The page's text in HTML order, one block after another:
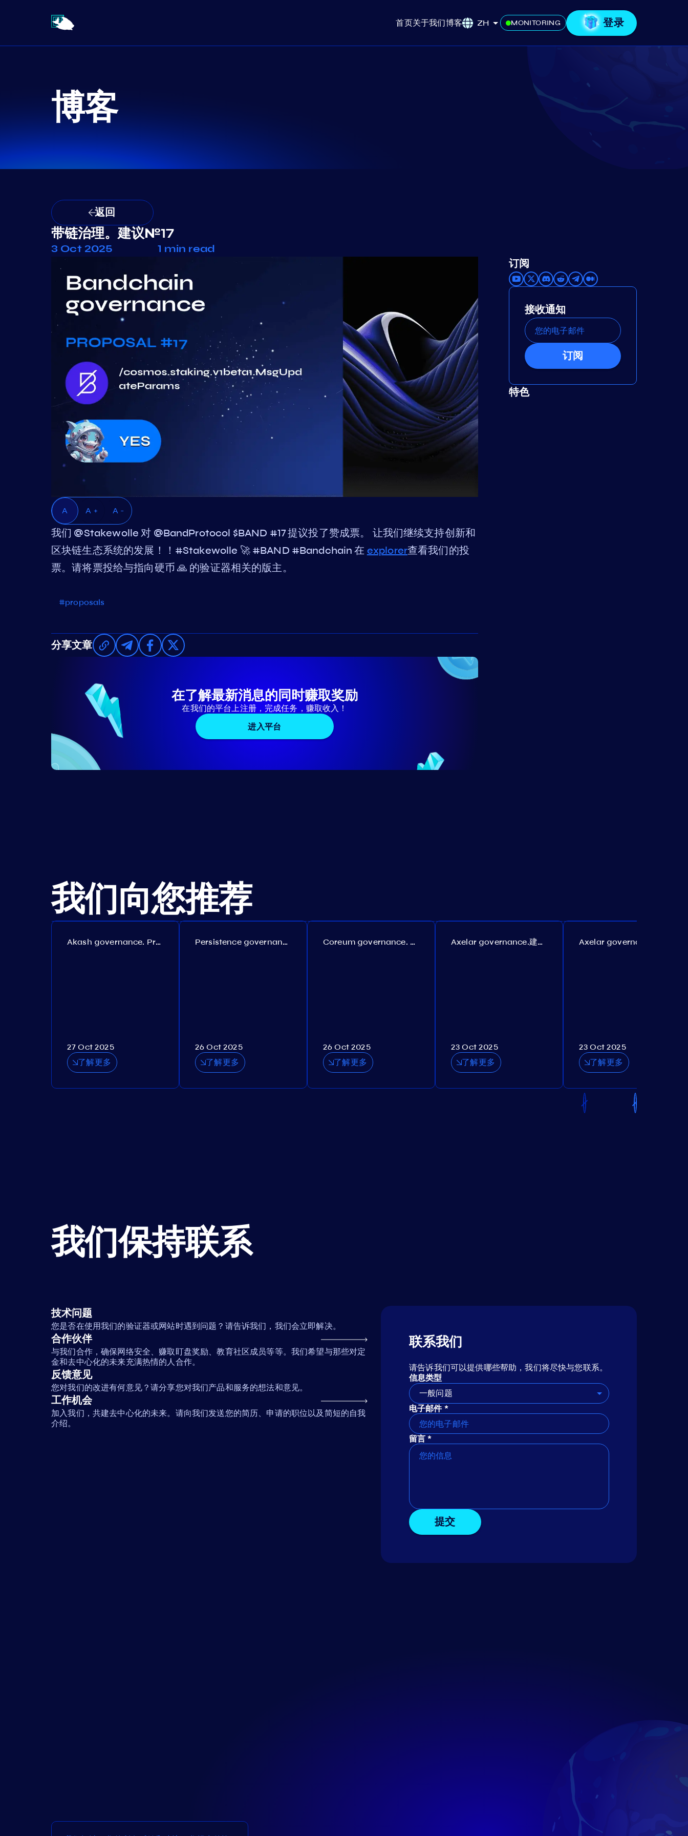
首页关于我们博客 ZH MONITORING 登录
博客
返回
带链治理。建议№17
3 Oct 2025 1 min read
A A + A -
我们 @Stakewolle 对 @BandProtocol $BAND #17 提议投了赞成票。 让我们继续支持创新和
区块链生态系统的发展！！#Stakewolle 🚀 #BAND #Bandchain 在 explorer查看我们的投
票。请将票投给与指向硬币 🙏 的验证器相关的版主。
#proposals
分享文章
在了解最新消息的同时赚取奖励
在我们的平台上注册，完成任务，赚取收入！
进入平台
订阅
接收通知
订阅
特色
我们向您推荐
Akash governance. Proposal №308
27 Oct 2025
了解更多
Persistence governance. Proposal №150
26 Oct 2025
了解更多
Coreum governance. Proposal №22
26 Oct 2025
了解更多
Axelar governance.建议 385
23 Oct 2025
了解更多
23 Oct 2025
了解更多
我们保持联系
技术问题
您是否在使用我们的验证器或网站时遇到问题？请告诉我们，我们会立即解决。
合作伙伴
与我们合作，确保网络安全、赚取盯盘奖励、教育社区成员等等。我们希望与那些对定
金和去中心化的未来充满热情的人合作。
反馈意见
您对我们的改进有何意见？请分享您对我们产品和服务的想法和意见。
工作机会
加入我们，共建去中心化的未来。请向我们发送您的简历、申请的职位以及简短的自我
介绍。
联系我们
请告诉我们可以提供哪些帮助，我们将尽快与您联系。
信息类型
一般问题
电子邮件 *
留言 *
提交